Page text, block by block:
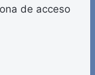
de acceso